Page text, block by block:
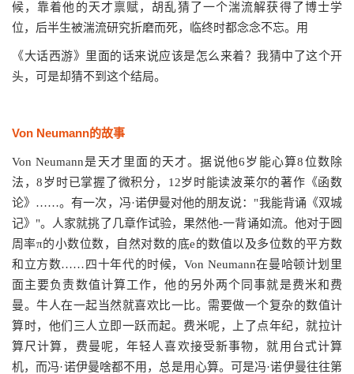
候，靠着他的天才禀赋，胡乱猜了一个湍流解获得了博士学
位，后半生被湍流研究折磨而死，临终时都念念不忘。用
《大话西游》里面的话来说应该是怎么来着？我猜中了这个开
头，可是却猜不到这个结局。
Von Neumann的故事
Von Neumann是天才里面的天才。据说他6岁能心算8位数除
法，8岁时已掌握了微积分，12岁时能读波莱尔的著作《函数
论》……。有一次，冯·诺伊曼对他的朋友说："我能背诵《双城
记》"。人家就挑了几章作试验，果然他-一背诵如流。他对于圆
周率π的小数位数，自然对数的底e的数值以及多位数的平方数
和立方数……四十年代的时候，Von Neumann在曼哈顿计划里
面主要负责数值计算工作，他的另外两个同事就是费米和费
曼。牛人在一起当然就喜欢比一比。需要做一个复杂的数值计
算时，他们三人立即一跃而起。费米呢，上了点年纪，就拉计
算尺计算，费曼呢，年轻人喜欢接受新事物，就用台式计算
机，而冯·诺伊曼啥都不用，总是用心算。可是冯·诺伊曼往往第